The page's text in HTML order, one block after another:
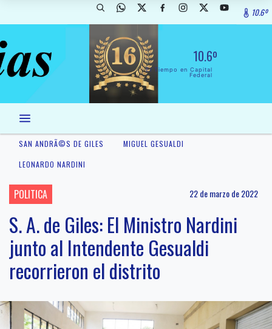
10.6º
10.6º
El Tiempo en Capital
Federal
SAN ANDRÃ©S DE GILES
MIGUEL GESUALDI
LEONARDO NARDINI
POLITICA 22 de marzo de 2022
S. A. de Giles: El Ministro Nardini
junto al Intendente Gesualdi
recorrieron el distrito